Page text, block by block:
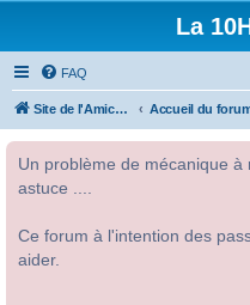
La
FAQ
Site de l'Amicale Citroën 10HP Accueil du
Un problème de mécanique
astuce ....
Ce forum à l'intention des
aider.